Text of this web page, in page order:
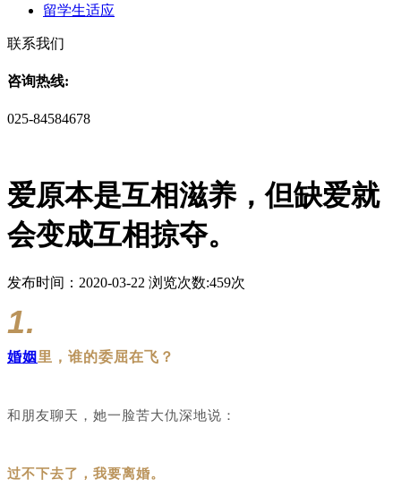
留学生适应
联系我们
咨询热线:
025-84584678
爱原本是互相滋养，但缺爱就
会变成互相掠夺。
发布时间：2020-03-22 浏览次数:459次
1.
婚姻里，谁的委屈在飞？
和朋友聊天，她一脸苦大仇深地说：
过不下去了，我要离婚。